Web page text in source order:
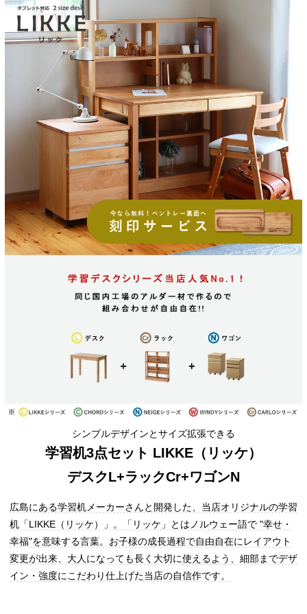
シンプルデザインとサイズ拡張できる
学習机3点セット LIKKE（リッケ）
デスクL+ラックCr+ワゴンN
広島にある学習机メーカーさんと開発した、当店オリジナルの学習
机「LIKKE（リッケ）」。「リッケ」とはノルウェー語で "幸せ・
幸福"を意味する言葉。お子様の成長過程で自由自在にレイアウト
変更が出来、大人になっても長く大切に使えるよう、細部までデザ
イン・強度にこだわり仕上げた当店の自信作です。